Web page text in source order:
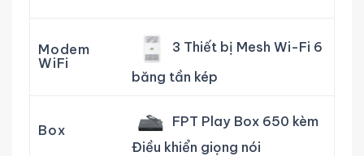
Modem
WiFi
3 Thiết bị Mesh Wi-Fi 6
băng tần kép
Box
FPT Play Box 650 kèm
Điều khiển giọng nói